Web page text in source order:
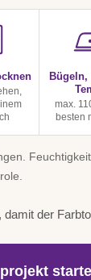
max.
besten
der